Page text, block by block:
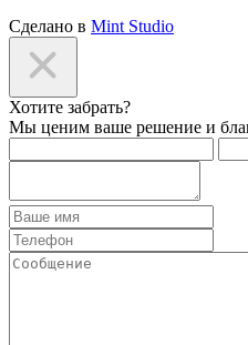
Сделано в Mint Studio
Хотите забрать?
Мы ценим ваше решение и